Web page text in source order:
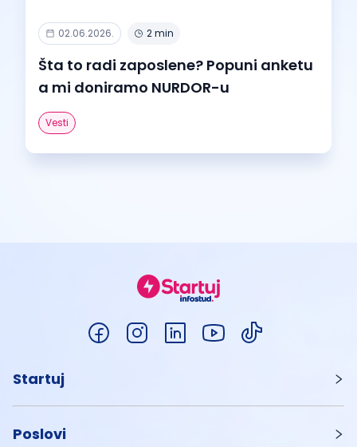
02.06.2026. 2 min
Šta to radi zaposlene? Popuni anketu
a mi doniramo NURDOR-u
Vesti
Startuj
Poslovi